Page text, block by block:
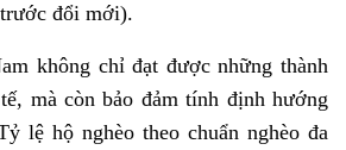
đổi mới).
không chỉ đạt được những thành
mà còn bảo đảm tính định hướng
lệ hộ nghèo theo chuẩn nghèo đa